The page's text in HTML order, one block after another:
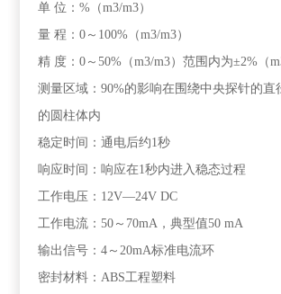
单 位：%（m3/m3）
量 程：0～100%（m3/m3）
精 度：0～50%（m3/m3）范围内为±2%（
测量区域：90%的影响在围绕中央探针的直
的圆柱体内
稳定时间：通电后约1秒
响应时间：响应在1秒内进入稳态过程
工作电压：12V—24V DC
工作电流：50～70mA，典型值50 mA
输出信号：4～20mA标准电流环
密封材料：ABS工程塑料